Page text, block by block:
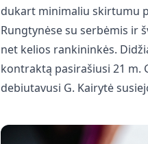
dukart minimaliu skirtumu
Rungtynėse su serbėmis ir
net kelios rankininkės.
kontraktą pasirašiusi 21 m.
debiutavusi G. Kairytė